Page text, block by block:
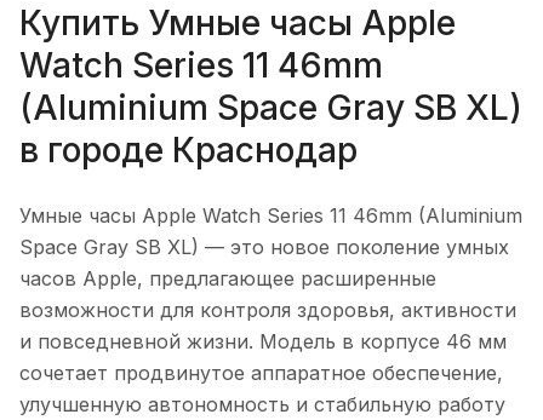
Купить Умные часы Apple
Watch Series 11 46mm
(Aluminium Space Gray SB XL)
в городе Краснодар
Умные часы Apple Watch Series 11 46mm (Aluminium
Space Gray SB XL) — это новое поколение умных
часов Apple, предлагающее расширенные
возможности для контроля здоровья, активности
и повседневной жизни. Модель в корпусе 46 мм
сочетает продвинутое аппаратное обеспечение,
улучшенную автономность и стабильную работу